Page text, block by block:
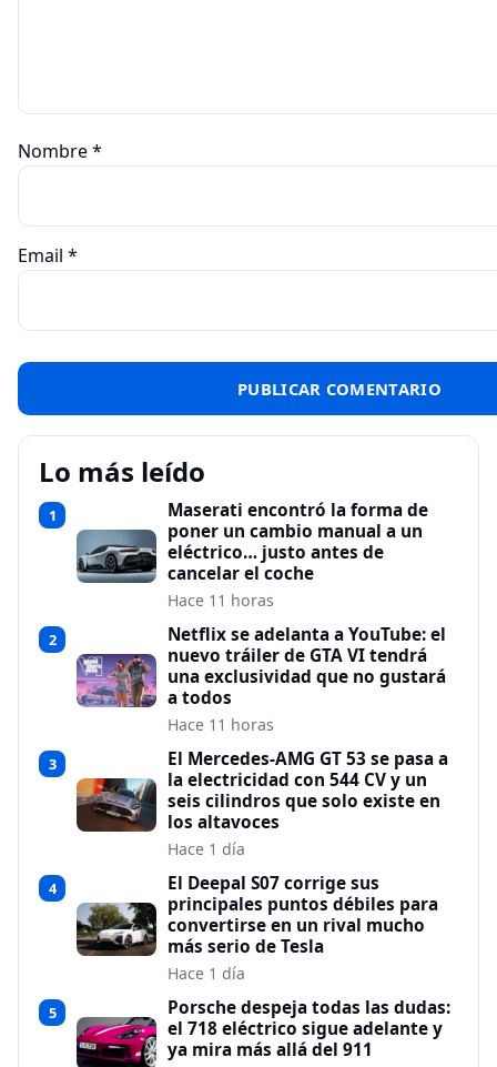
Nombre*
Email *
Lo más leído
1
Maserati encontró la forma de
poner un cambio manual a un
eléctrico… justo antes de
cancelar el coche
Hace 11 horas
2
Netflix se adelanta a YouTube: el
nuevo tráiler de GTA VI tendrá
una exclusividad que no gustará
a todos
Hace 11 horas
3
El Mercedes-AMG GT 53 se pasa a
la electricidad con 544 CV y un
seis cilindros que solo existe en
los altavoces
Hace 1 día
4
El Deepal S07 corrige sus
principales puntos débiles para
convertirse en un rival mucho
más serio de Tesla
Hace 1 día
5
Porsche despeja todas las dudas:
el 718 eléctrico sigue adelante y
ya mira más allá del 911